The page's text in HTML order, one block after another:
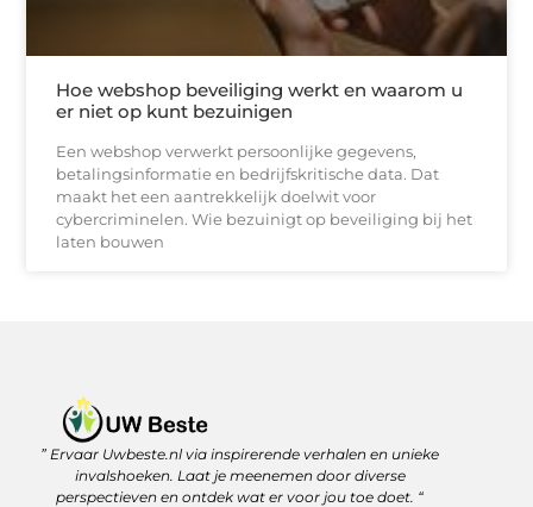
Hoe webshop beveiliging werkt en waarom u
er niet op kunt bezuinigen
Een webshop verwerkt persoonlijke gegevens,
betalingsinformatie en bedrijfskritische data. Dat
maakt het een aantrekkelijk doelwit voor
cybercriminelen. Wie bezuinigt op beveiliging bij het
laten bouwen
” Ervaar Uwbeste.nl via inspirerende verhalen en unieke
invalshoeken. Laat je meenemen door diverse
perspectieven en ontdek wat er voor jou toe doet. “